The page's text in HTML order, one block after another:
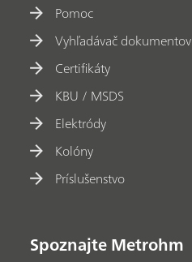
Pomoc
Vyhľadávač dokumentov
Certifikáty
KBU / MSDS
Elektródy
Kolóny
Príslušenstvo
Spoznajte Metrohm